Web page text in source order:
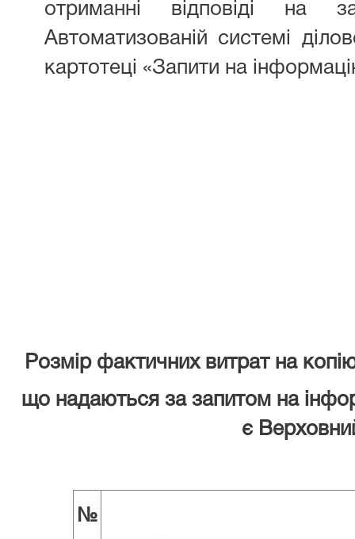
отриманні відповіді на
Автоматизованій системі
картотеці «Запити на
Розмір фактичних витрат на
що надаються за запитом на
є
№